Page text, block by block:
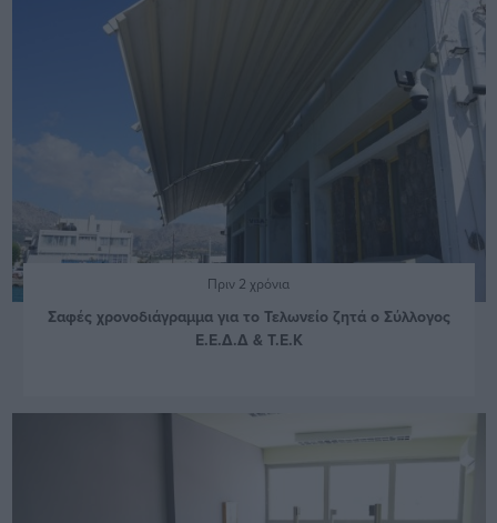
Πριν 2 χρόνια
Σαφές χρονοδιάγραμμα για το Τελωνείο ζητά ο Σύλλογος
Ε.Ε.Δ.Δ & Τ.Ε.Κ